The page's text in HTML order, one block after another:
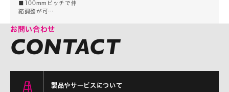
■100mmピッチで伸
縮調整が可…
お問い合わせ
製品やサービスについて